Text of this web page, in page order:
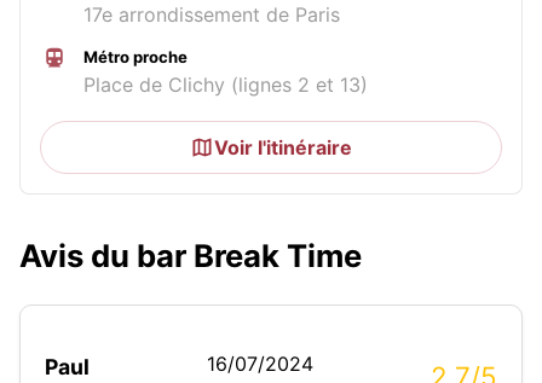
17e arrondissement de Paris
Métro proche
Place de Clichy (lignes 2 et 13)
Voir l'itinéraire
Avis du bar Break Time
Paul 16/07/2024